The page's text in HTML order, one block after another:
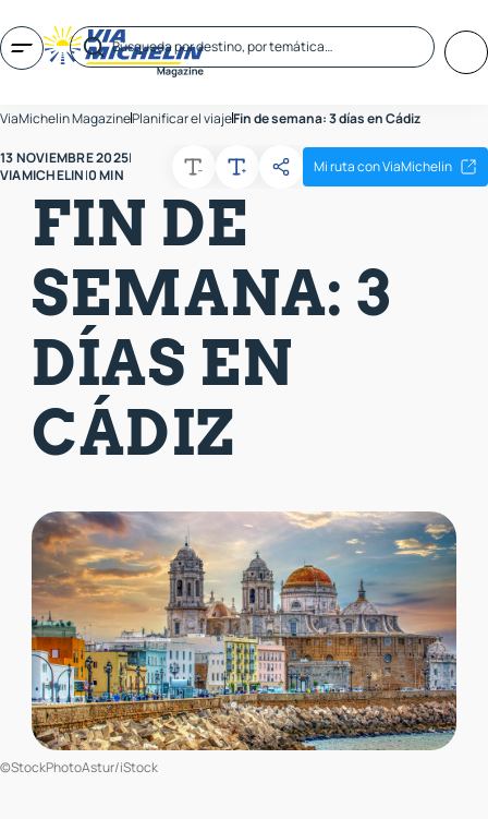
ViaMichelin MagazinePlanificar el viajeFin de semana: 3 días en Cádiz
13 NOVIEMBRE 2025|
VIAMICHELIN|0 MIN Mi ruta con ViaMichelin
FIN DE
SEMANA: 3
DÍAS EN
CÁDIZ
©StockPhotoAstur/iStock